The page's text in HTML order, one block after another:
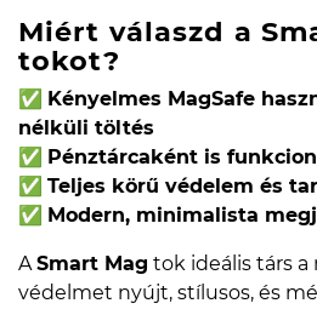
Miért válaszd a
tokot?
✅ Kényelmes MagSafe
nélküli töltés
✅ Pénztárcaként is
✅ Teljes körű védelem és
✅ Modern, minimalista
ASmart Mag tok ideális társ
védelmet nyújt, stílusos, és